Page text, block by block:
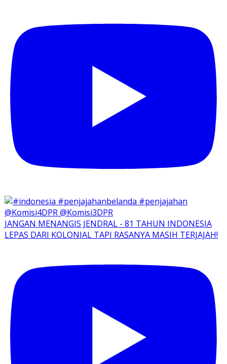
JANGAN MENANGIS JENDRAL - 81 TAHUN INDONESIA
LEPAS DARI KOLONIAL TAPI RASANYA MASIH TERJAJAH!